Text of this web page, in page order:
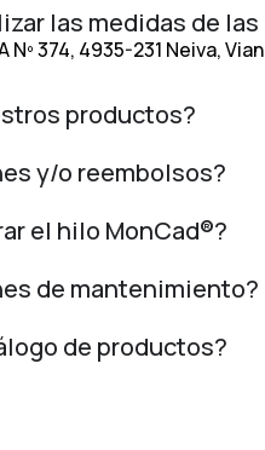
Nº 374, 4935-231 Neiva,
las medidas de las
productos?
y/o reembolsos?
el hilo MonCad®?
de mantenimiento?
de productos?